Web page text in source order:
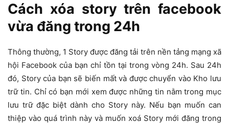
Cách xóa story trên facebook
vừa đăng trong 24h
Thông thường, 1 Story được đăng tải trên nền tảng mạng xã
hội Facebook của bạn chỉ tồn tại trong vòng 24h. Sau 24h
đó, Story của bạn sẽ biến mất và được chuyển vào Kho lưu
trữ tin. Chỉ có bạn mới xem được những tin nằm trong mục
lưu trữ đặc biệt dành cho Story này. Nếu bạn muốn can
thiệp vào quá trình này và muốn xoá Story mới đăng trong